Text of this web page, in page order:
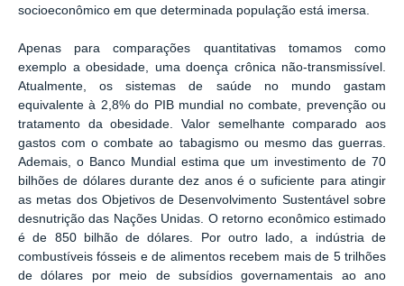
socioeconômico em que determinada população está imersa.
Apenas para comparações quantitativas tomamos como
exemplo a obesidade, uma doença crônica não-transmissível.
Atualmente, os sistemas de saúde no mundo gastam
equivalente à 2,8% do PIB mundial no combate, prevenção ou
tratamento da obesidade. Valor semelhante comparado aos
gastos com o combate ao tabagismo ou mesmo das guerras.
Ademais, o Banco Mundial estima que um investimento de 70
bilhões de dólares durante dez anos é o suficiente para atingir
as metas dos Objetivos de Desenvolvimento Sustentável sobre
desnutrição das Nações Unidas. O retorno econômico estimado
é de 850 bilhão de dólares. Por outro lado, a indústria de
combustíveis fósseis e de alimentos recebem mais de 5 trilhões
de dólares por meio de subsídios governamentais ao ano